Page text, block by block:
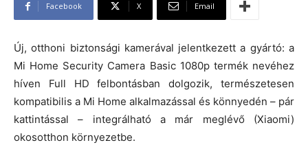
Facebook X Email
Új, otthoni biztonsági kamerával jelentkezett a gyártó: a
Mi Home Security Camera Basic 1080p termék nevéhez
híven Full HD felbontásban dolgozik, természetesen
kompatibilis a Mi Home alkalmazással és könnyedén – pár
kattintással – integrálható a már meglévő (Xiaomi)
okosotthon környezetbe.